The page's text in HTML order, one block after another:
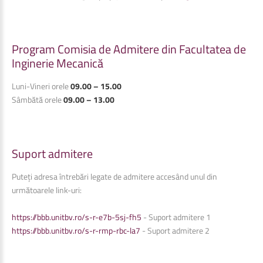
ProgramComisiadeAdmiteredinFacultateade
InginerieMecanică
Luni-Vineri orele09.00 – 15.00
Sâmbătă orele09.00 – 13.00
Suportadmitere
Puteți adresa întrebări legate de admitere accesând unul din
următoarele link-uri:
https://bbb.unitbv.ro/s-r-e7b-5sj-fh5 - Suport admitere 1
https://bbb.unitbv.ro/s-r-rmp-rbc-la7 - Suport admitere 2